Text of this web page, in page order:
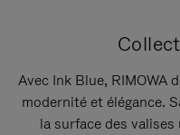
Avec Ink Blue, RIMOWA
modernité et élégance.
la surface des